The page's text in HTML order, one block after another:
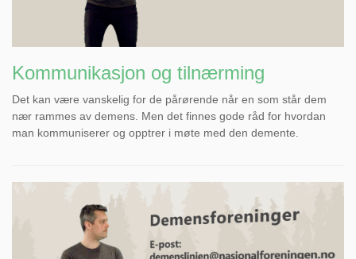
Kommunikasjon og tilnærming
Det kan være vanskelig for de pårørende når en som står dem
nær rammes av demens. Men det finnes gode råd for hvordan
man kommuniserer og opptrer i møte med den demente.